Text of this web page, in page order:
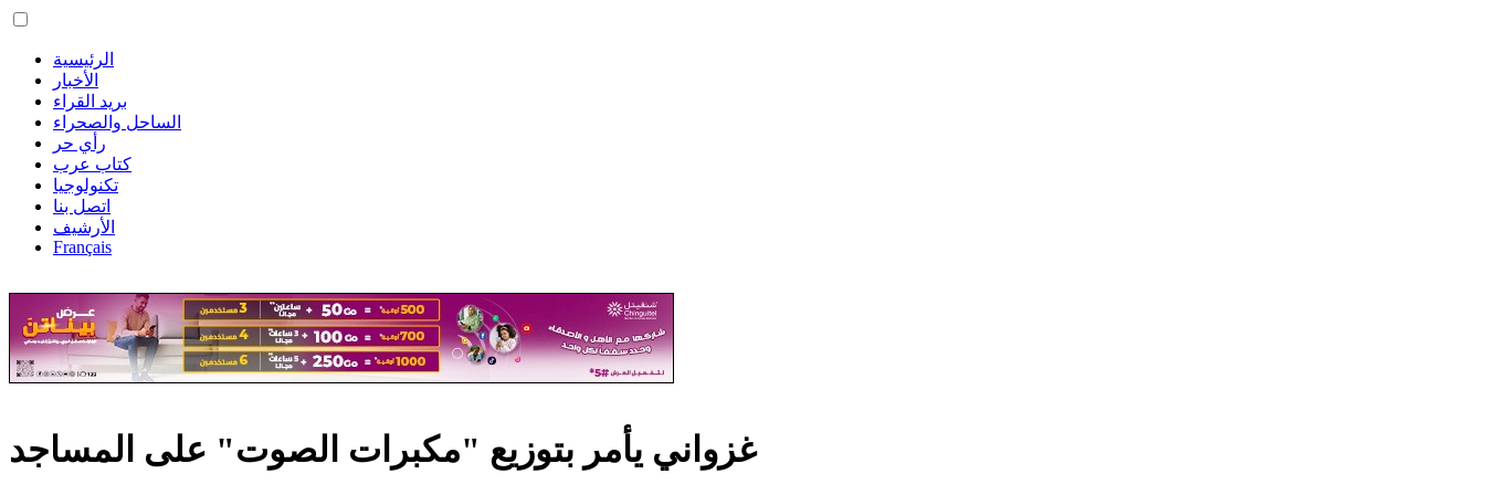
الرئيسية
الأخبار
بريد القراء
الساحل والصحراء
رأي حر
كتاب عرب
تكنولوجيا
اتصل بنا
الأرشيف
Français
غزواني يأمر بتوزيع "مكبرات الصوت" على المساجد